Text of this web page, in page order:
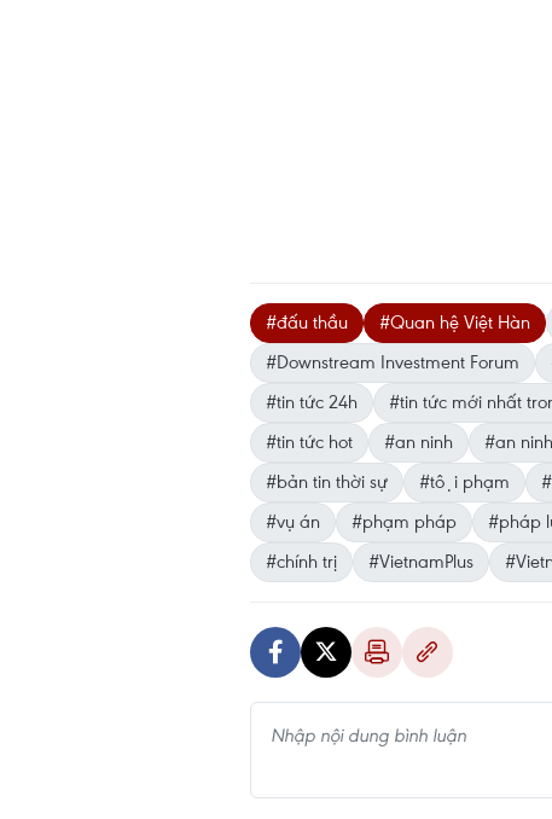
#đấu thầu #Quan hệ Việt Hàn
#Downstream Investment Forum
#tin tức 24h
#tin tức mới nhất
#tin tức hot
#an ninh #an
#bản tin thời sự
#tội phạm
#vụ án
#phạm pháp #pháp
#chính trị
#VietnamPlus